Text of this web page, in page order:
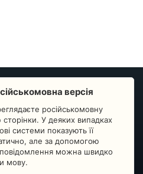
СВЯЗЬ
Статистика изменений
Преподавателям
Пульс страны
версія
російськомовну
сторінки. У деяких випадках
системи показують її
але за допомогою
можна швидко
мову.